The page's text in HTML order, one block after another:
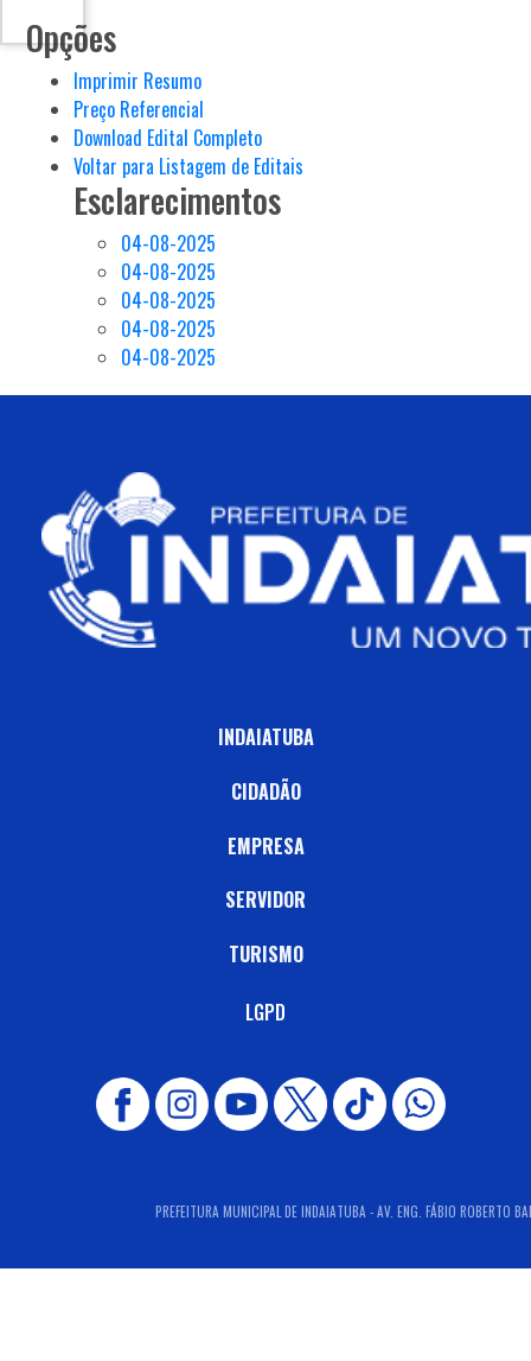
Opções
Imprimir Resumo
Preço Referencial
Download Edital Completo
Voltar para Listagem de Editais
Esclarecimentos
04-08-2025
04-08-2025
04-08-2025
04-08-2025
04-08-2025
INDAIATUBA
CIDADÃO
EMPRESA
SERVIDOR
TURISMO
LGPD
PREFEITURA MUNICIPAL DE INDAIATUBA - AV. ENG. FÁBIO ROBERTO